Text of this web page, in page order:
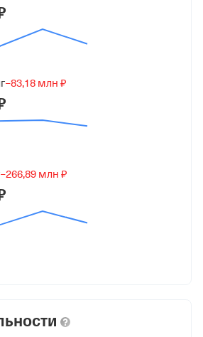
шоссе, д 28 стр 2, помещ
−83,18 млн ₽
−266,89 млн ₽